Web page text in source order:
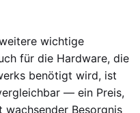
wichtige
für die Hardware, die
benötigt wird, ist
— ein Preis,
Besorgnis